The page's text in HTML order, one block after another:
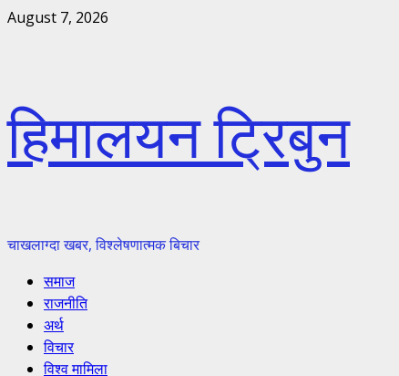
Skip
August 7, 2026
हिमालयन ट्रिबुन
चाखलाग्दा खबर, विश्लेषणात्मक बिचार
Primary
Menu
समाज
राजनीति
अर्थ
विचार
विश्व मामिला